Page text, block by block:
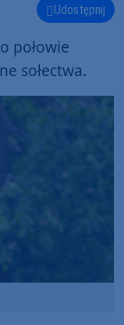
Udostępnij
połowie
sołectwa.